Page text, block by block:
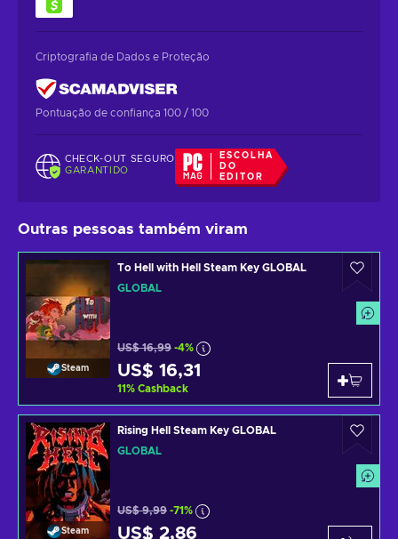
Criptografia de Dados e Proteção
Pontuação de confiança 100 / 100
CHECK-OUT SEGURO
GARANTIDO
ESCOLHA
DO
EDITOR
Outras pessoas também viram
Steam
To Hell with Hell Steam Key GLOBAL
GLOBAL
US$ 16,99 -4%
US$ 16,31
11% Cashback
Steam
Rising Hell Steam Key GLOBAL
GLOBAL
US$ 9,99 -71%
US$ 2,86